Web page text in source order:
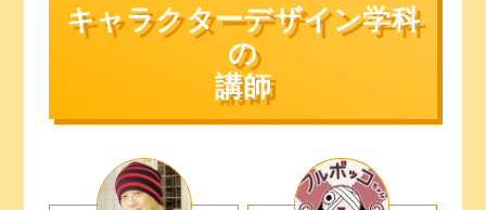
キャラクターデザイン学科
の
講師